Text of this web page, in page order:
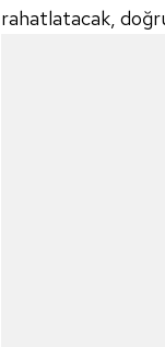
rahatlatacak,